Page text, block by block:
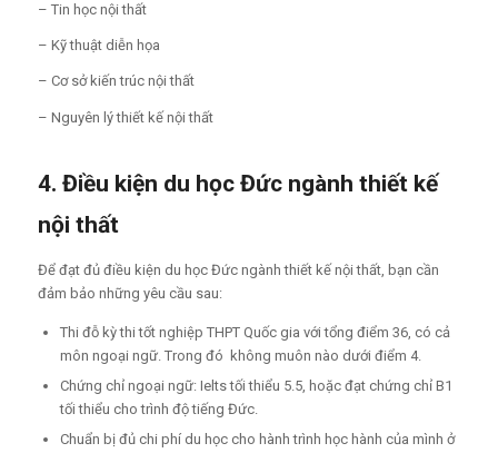
– Tin học nội thất
– Kỹ thuật diễn họa
– Cơ sở kiến trúc nội thất
– Nguyên lý thiết kế nội thất
4. Điều kiện du học Đức ngành thiết kế
nội thất
Để đạt đủ điều kiện du học Đức ngành thiết kế nội thất, bạn cần
đảm bảo những yêu cầu sau:
Thi đỗ kỳ thi tốt nghiệp THPT Quốc gia với tổng điểm 36, có cả
môn ngoại ngữ. Trong đó không muôn nào dưới điểm 4.
Chứng chỉ ngoại ngữ: Ielts tối thiểu 5.5, hoặc đạt chứng chỉ B1
tối thiểu cho trình độ tiếng Đức.
Chuẩn bị đủ chi phí du học cho hành trình học hành của mình ở